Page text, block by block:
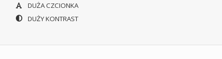
DUŻA CZCIONKA
DUŻY KONTRAST